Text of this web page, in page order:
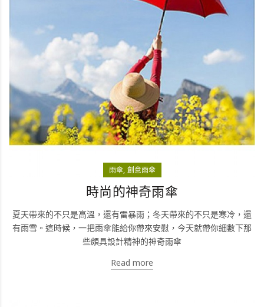
雨傘 創意雨傘
時尚的神奇雨傘
夏天帶來的不只是高溫，還有雷暴雨；冬天帶來的不只是寒冷，還
有雨雪。這時候，一把雨傘能給你帶來安慰，今天就帶你細數下那
些頗具設計精神的神奇雨傘
Read more